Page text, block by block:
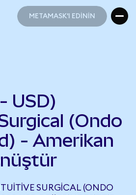
METAMASK'I EDİNİN
USD)
(Ondo
- Amerikan
SURGICAL (ONDO